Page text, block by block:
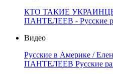
КТО ТАКИЕ УКРАИНЦЫ
ПАНТЕЛЕЕВ - Русские
Видео
Русские в Америке /
ПАНТЕЛЕЕВ Русские